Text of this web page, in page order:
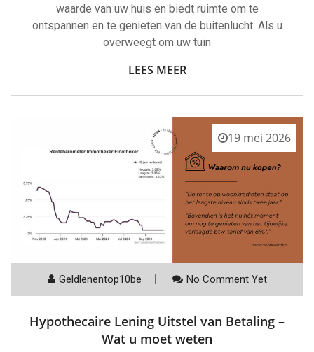
waarde van uw huis en biedt ruimte om te
ontspannen en te genieten van de buitenlucht. Als u
overweegt om uw tuin
LEES MEER
19 mei 2026
Geldlenentop10be No Comment Yet
Hypothecaire Lening Uitstel van Betaling –
Wat u moet weten